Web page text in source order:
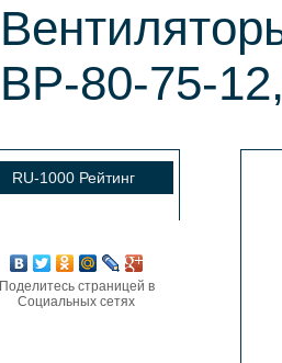
ВР-80-75-
RU-1000 Рейтинг
Поделитесь страницей в
Социальных сетях